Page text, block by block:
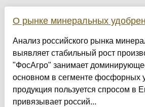
О рынке минеральных
Анализ российского рынка
выявляет стабильный рост
"ФосАгро" занимает
основном в сегменте фосфорных
продукция пользуется спросом в
привязывает россий...